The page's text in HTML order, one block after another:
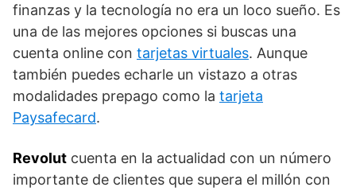
finanzas y la tecnología no era un loco sueño. Es
una de las mejores opciones si buscas una
cuenta online con tarjetas virtuales. Aunque
también puedes echarle un vistazo a otras
modalidades prepago como la tarjeta
Paysafecard.
Revolut cuenta en la actualidad con un número
importante de clientes que supera el millón con